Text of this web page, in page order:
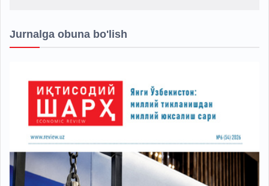
Jurnalga obuna bo'lish